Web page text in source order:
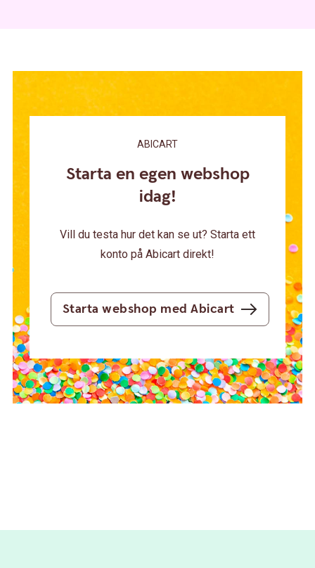
ABICART
Starta en egen webshop
idag!
Vill du testa hur det kan se ut? Starta ett
konto på Abicart direkt!
Starta webshop med Abicart